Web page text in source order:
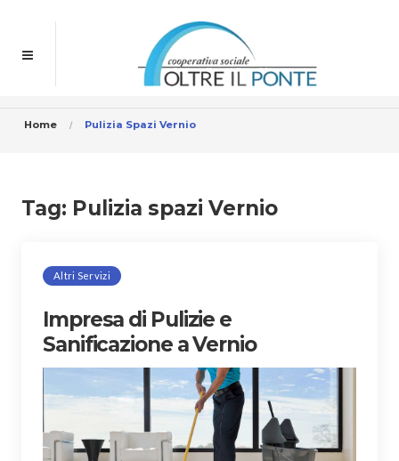
Home Pulizia Spazi Vernio
Tag: Pulizia spazi Vernio
Altri Servizi
Impresa di Pulizie e
Sanificazione a Vernio